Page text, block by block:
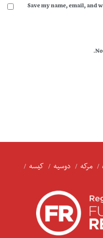
Save my name, email, and
مرکه دوسیه
کیسه